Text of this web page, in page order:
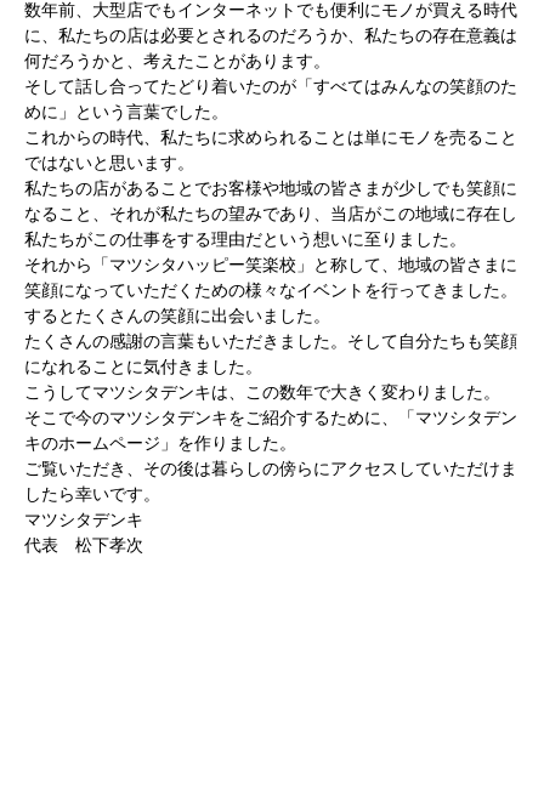
数年前、大型店でもインターネットでも便利にモノが買える時代
に、私たちの店は必要とされるのだろうか、私たちの存在意義は
何だろうかと、考えたことがあります。
そして話し合ってたどり着いたのが「すべてはみんなの笑顔のた
めに」という言葉でした。
これからの時代、私たちに求められることは単にモノを売ること
ではないと思います。
私たちの店があることでお客様や地域の皆さまが少しでも笑顔に
なること、それが私たちの望みであり、当店がこの地域に存在し
私たちがこの仕事をする理由だという想いに至りました。
それから「マツシタハッピー笑楽校」と称して、地域の皆さまに
笑顔になっていただくための様々なイベントを行ってきました。
するとたくさんの笑顔に出会いました。
たくさんの感謝の言葉もいただきました。そして自分たちも笑顔
になれることに気付きました。
こうしてマツシタデンキは、この数年で大きく変わりました。
そこで今のマツシタデンキをご紹介するために、「マツシタデン
キのホームページ」を作りました。
ご覧いただき、その後は暮らしの傍らにアクセスしていただけま
したら幸いです。
マツシタデンキ
代表 松下孝次